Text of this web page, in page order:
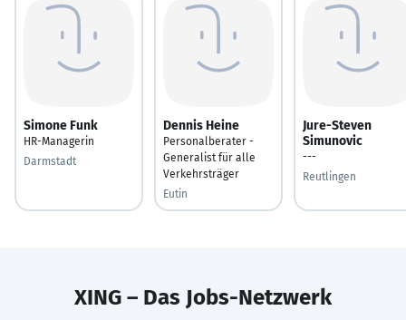
Simone Funk
HR-Managerin
Darmstadt
Dennis Heine
Personalberater -
Generalist für alle
Verkehrsträger
Eutin
Jure-Steven
Simunovic
---
Reutlingen
XING – Das Jobs-Netzwerk